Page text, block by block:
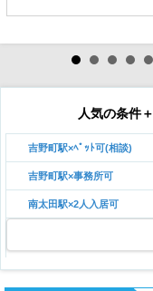
人気の条件＋
吉野町駅×ﾍﾟｯﾄ可(相談)
吉野町駅×事務所可
南太田駅×2人入居可